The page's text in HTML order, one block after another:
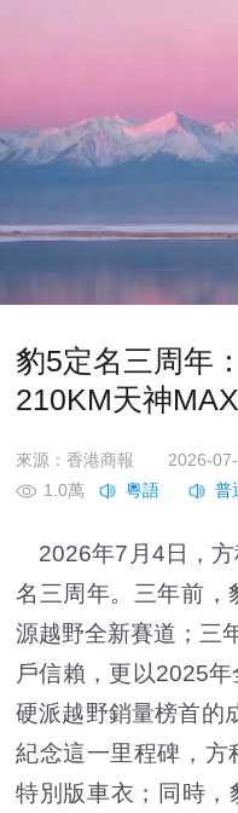
豹5定名三周年
210KM天神
來源：香港商報
2026-
1.0萬
2026年7月4日，方
名三周年。三年前，
源越野全新賽道；三
戶信賴，更以2025
硬派越野銷量榜首的
紀念這一里程碑，方
特別版車衣；同時